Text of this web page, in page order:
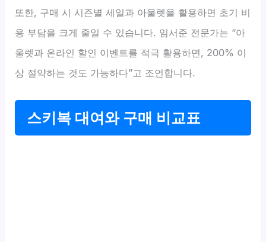
또한, 구매 시 시즌별 세일과 아울렛을 활용하면 초기 비
용 부담을 크게 줄일 수 있습니다. 임서준 전문가는 “아
울렛과 온라인 할인 이벤트를 적극 활용하면, 200% 이
상 절약하는 것도 가능하다”고 조언합니다.
스키복 대여와 구매 비교표